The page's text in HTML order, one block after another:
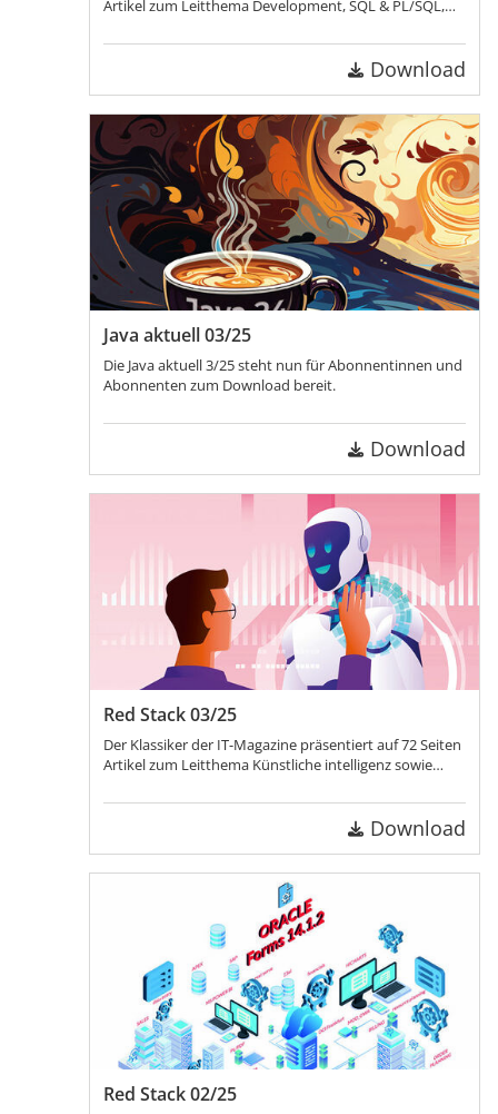
Artikel zum Leitthema Development, SQL & PL/SQL,
Systems!
Download
Java aktuell 03/25
Die Java aktuell 3/25 steht nun für Abonnentinnen und
Abonnenten zum Download bereit.
Download
Red Stack 03/25
Der Klassiker der IT-Magazine präsentiert auf 72 Seiten
Artikel zum Leitthema Künstliche intelligenz sowie
Download
Red Stack 02/25